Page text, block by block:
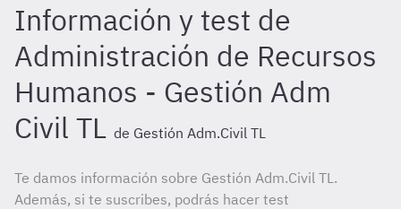
Información y test de
Administración de Recursos
Humanos - Gestión Adm
Civil TL de Gestión Adm.Civil TL
Te damos información sobre Gestión Adm.Civil TL.
Además, si te suscribes, podrás hacer test